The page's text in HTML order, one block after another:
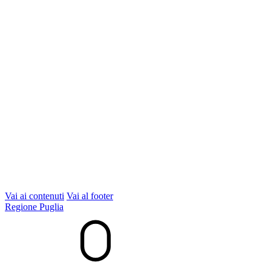
Vai ai contenuti Vai al footer
Regione Puglia